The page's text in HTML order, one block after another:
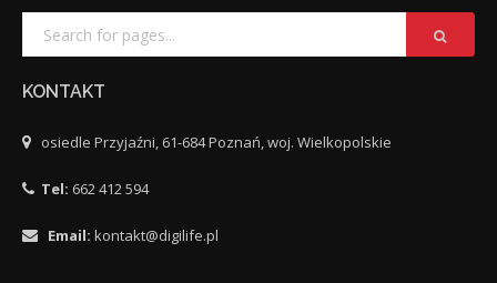
KONTAKT
osiedle Przyjaźni, 61-684 Poznań, woj. Wielkopolskie
Tel: 662 412 594
Email: kontakt@digilife.pl